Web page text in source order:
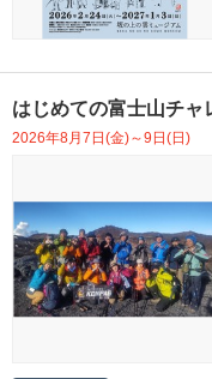
はじめての富士山チャ
2026年8月7日(金)～9日(日)